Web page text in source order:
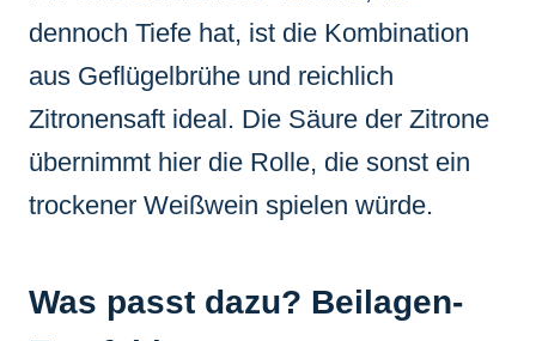
dennoch Tiefe hat, ist die Kombination
aus Geflügelbrühe und reichlich
Zitronensaft ideal. Die Säure der Zitrone
übernimmt hier die Rolle, die sonst ein
trockener Weißwein spielen würde.
Was passt dazu? Beilagen-